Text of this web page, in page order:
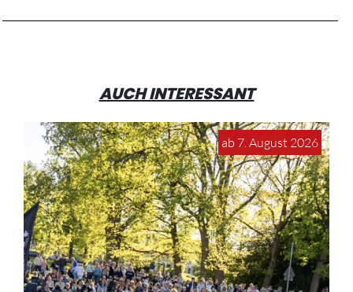
AUCH INTERESSANT
ab 7. August 2026